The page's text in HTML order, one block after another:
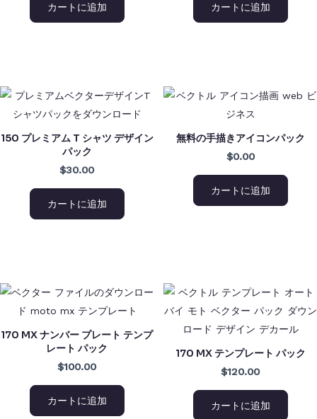
カートに追加 カートに追加
150 プレミアム T シャツ デザイン
パック
$30.00
カートに追加
無料の手描きアイコンパック
$0.00
カートに追加
170 MX ナンバー プレート テンプ
レート パック
$100.00
カートに追加
170 MX テンプレート パック
$120.00
カートに追加